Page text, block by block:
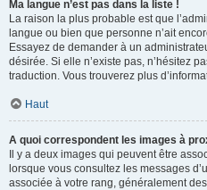
Ma langue n’est pas dans la liste !
La raison la plus probable est que
langue ou bien que personne n’ait
Essayez de demander à un
désirée. Si elle n’existe pas, n’hésitez
traduction. Vous trouverez plus
Haut
A quoi correspondent les images à
Il y a deux images qui peuvent être
lorsque vous consultez les messages
associée à votre rang, généralement